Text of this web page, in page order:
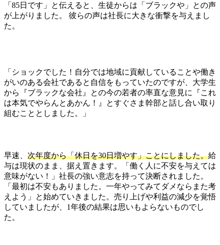
「85日です」と伝えると、生徒からは「ブラックや」との声
が上がりました。 彼らの声は社長に大きな衝撃を与えまし
た。
「ショックでした！自分では地域に貢献していることや働き
がいのある会社であると自信をもっていたのですが、大学生
から『ブラックな会社』との今の若者の率直な意見に『これ
は本気でやらんとあかん！』とすぐさま幹部と話し合い取り
組むこととしました。」
早速、 次年度から「休日を30日増やす」ことにしました。給
与は現状のまま、据え置きます。「働く人に不安を与えては
意味がない！」社長の強い意志を持って決断されました。
「最初は不安もありました。一年やってみてダメならまた考
えよう」と始めていきました。売り上げや利益の減少を覚悟
していましたが、1年後の結果は思いもよらないものでし
た。